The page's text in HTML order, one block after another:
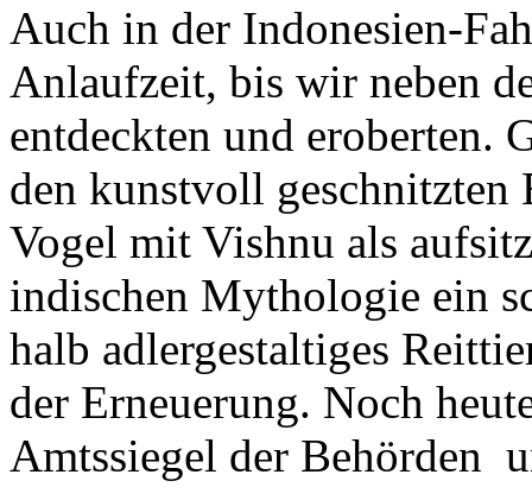
Auch in der Indonesien-
Anlaufzeit, bis wir neben
entdeckten und eroberten.
den kunstvoll geschnitzten
Vogel mit Vishnu als
indischen Mythologie ein
halb adlergestaltiges
der Erneuerung. Noch
Amtssiegel der Behörden